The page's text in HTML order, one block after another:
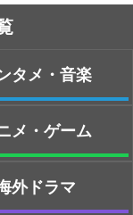
タメ・音楽
メ・ゲーム
外ドラマ